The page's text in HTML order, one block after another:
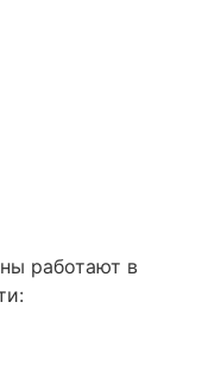
работают в